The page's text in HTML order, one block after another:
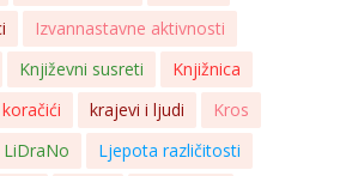
Izvannastavne aktivnosti
Književni susreti
Knjižnica
koračići krajevi i ljudi
Kros
LiDraNo
Ljepota različitosti